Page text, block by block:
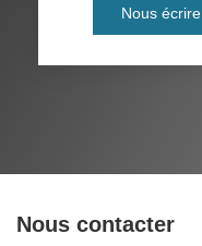
Nous écrire
Nous contacter